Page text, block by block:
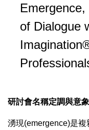
of Dialogue
研討會名稱定調與意
湧現(emergence)是